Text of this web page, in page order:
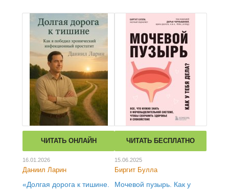
ЧИТАТЬ ОНЛАЙН
16.01.2026
Даниил Ларин
«Долгая дорога к тишине.
ЧИТАТЬ БЕСПЛАТНО
15.06.2025
Биргит Булла
Мочевой пузырь. Как у